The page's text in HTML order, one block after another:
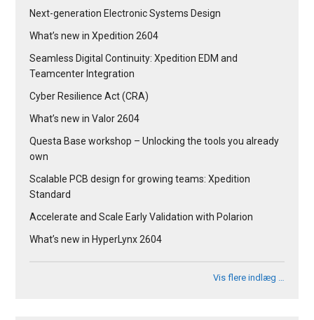
Next-generation Electronic Systems Design
What’s new in Xpedition 2604
Seamless Digital Continuity: Xpedition EDM and
Teamcenter Integration
Cyber Resilience Act (CRA)
What’s new in Valor 2604
Questa Base workshop – Unlocking the tools you already
own
Scalable PCB design for growing teams: Xpedition
Standard
Accelerate and Scale Early Validation with Polarion
What’s new in HyperLynx 2604
Vis flere indlæg …